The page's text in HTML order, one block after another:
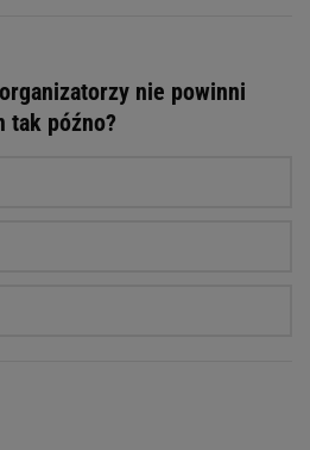
nie powinni
tak późno?